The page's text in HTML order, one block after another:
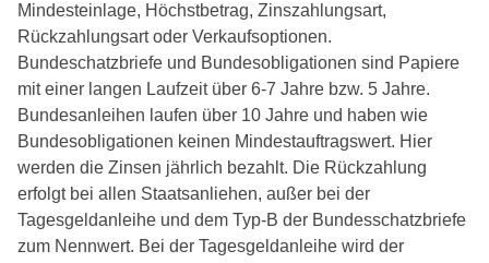
Mindesteinlage, Höchstbetrag, Zinszahlungsart,
Rückzahlungsart oder Verkaufsoptionen.
Bundeschatzbriefe und Bundesobligationen sind Papiere
mit einer langen Laufzeit über 6-7 Jahre bzw. 5 Jahre.
Bundesanleihen laufen über 10 Jahre und haben wie
Bundesobligationen keinen Mindestauftragswert. Hier
werden die Zinsen jährlich bezahlt. Die Rückzahlung
erfolgt bei allen Staatsanliehen, außer bei der
Tagesgeldanleihe und dem Typ-B der Bundesschatzbriefe
zum Nennwert. Bei der Tagesgeldanleihe wird der